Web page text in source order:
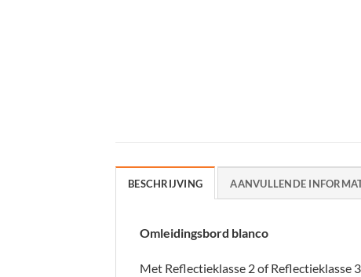
BESCHRIJVING AANVULLENDE
Omleidingsbord blanco
Met Reflectieklasse 2 of